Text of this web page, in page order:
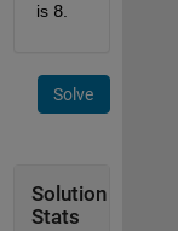
is 8.
Solve
Solution
Stats